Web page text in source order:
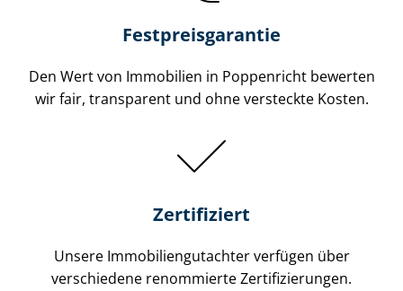
Festpreis​garantie
Den Wert von Immobilien in Poppenricht bewerten
wir fair, transparent und ohne versteckte Kosten.
Zertifiziert
Unsere Immobilien­gutachter verfügen über
verschiedene renommierte Zer­ti­fi­zie­run­gen.